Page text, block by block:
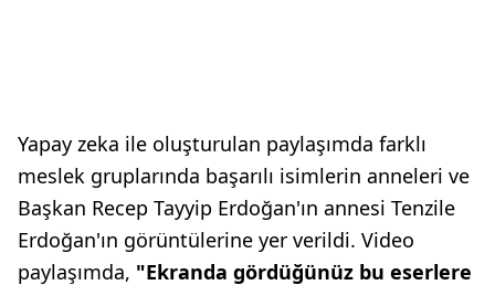
Yapay zeka ile oluşturulan paylaşımda farklı
meslek gruplarında başarılı isimlerin anneleri ve
Başkan Recep Tayyip Erdoğan'ın annesi Tenzile
Erdoğan'ın görüntülerine yer verildi. Video
paylaşımda, "Ekranda gördüğünüz bu eserlere